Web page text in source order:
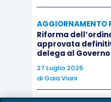
Si osserva infine che,
si soffermi sul punto,
dalla Cassazione
l’insindacabilità avanti
disporre o meno una
vero e proprio onere di
AGGIORNAMENTO
Riforma
approvata
delega al Governo
27 Luglio 2026
di Gaia Viani